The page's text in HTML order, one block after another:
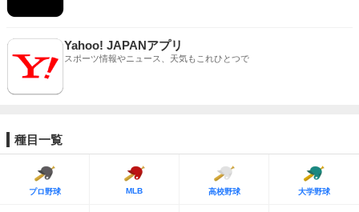
Yahoo! JAPANアプリ
スポーツ情報やニュース、天気もこれひとつで
種目一覧
プロ野球 MLB 高校野球 大学野球